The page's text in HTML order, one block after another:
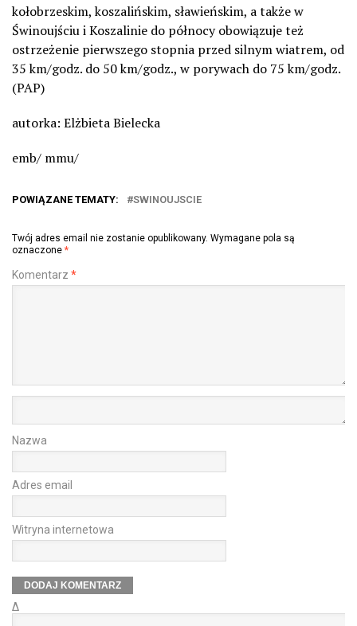
kołobrzeskim, koszalińskim, sławieńskim, a także w
Świnoujściu i Koszalinie do północy obowiązuje też
ostrzeżenie pierwszego stopnia przed silnym wiatrem, od
35 km/godz. do 50 km/godz., w porywach do 75 km/godz.
(PAP)
autorka: Elżbieta Bielecka
emb/ mmu/
POWIĄZANE TEMATY: SWINOUJSCIE
Twój adres email nie zostanie opublikowany. Wymagane pola są
oznaczone *
Komentarz *
Nazwa
Adres email
Witryna internetowa
Δ